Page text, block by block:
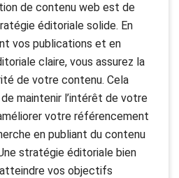
de contenu web est de
éditoriale solide. En
vos publications et en
claire, vous assurez la
de votre contenu. Cela
maintenir l’intérêt de votre
votre référencement
en publiant du contenu
stratégie éditoriale bien
vos objectifs